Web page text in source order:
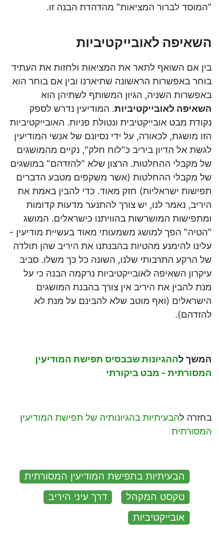
"המוסד לברור המציאות" מהדהדת הבנה זו.
השאיפה לאובייקטיביות
בין אם השואף לתאר את המציאות ולחזות את העתיד
בוחר באפשרות הראשונה שתיארנו ובין אם בוחר הוא
באפשרות השניה, הגיון המשותף לשתיהן הוא
השאיפה לאובייקטיביות. המודיעין נדרש לספק
נקודת מבט אובייקטיבית ונטולת פניות. האובייקטיביות
הזו מושגת, לכאורה, על ידי נסיונם של אנשי המודיעין
לגשת אל הדיון ביריב כ"לוח חלק", נקיים מהמושגים
של מקבלי ההחלטות. הרצון שלא "להזדהם" במושגים
של מקבלי ההחלטות (אשר משקפים מטבע הדברים
תפישות ישראליות) חזק מאוד. כדי להבין באמת את
היריב, נאמר לנו, יש צורך להתנער מדעות קדומות
ומתפישות המושרשות בהוויתנו כישראלים. המושג
"הטיה" הפך למושג משמעותי מאוד בעשיית מודיעין -
עלינו להימנע מהטיות בהבנתנו את היריב שהן תולדה
של הרקע התרבותי שלנו, השונה כל כך משלו. סביב
עיקרון השאיפה לאובייקטיביות נרקמה הבנה כי על
מנת להבין את היריב אין צורך בהבנת המושגים
הישראלים (ואף מוטב שלא להבינם על מנת לא
להזדהם).
המשך לההגיונות שבבסיס תפישת המודיעין
המסורתית - מבט ביקורתי
בחזרה להבעיתיות בהגיונותיה של תפישת המודיעין
המסורתית
הבעיתיות בתפישת המודיעין המסורתית
טקסט המקהל
דרך עיני היריב
אובייקטיביות